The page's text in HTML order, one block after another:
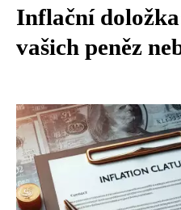
Inflační
vašich peněz